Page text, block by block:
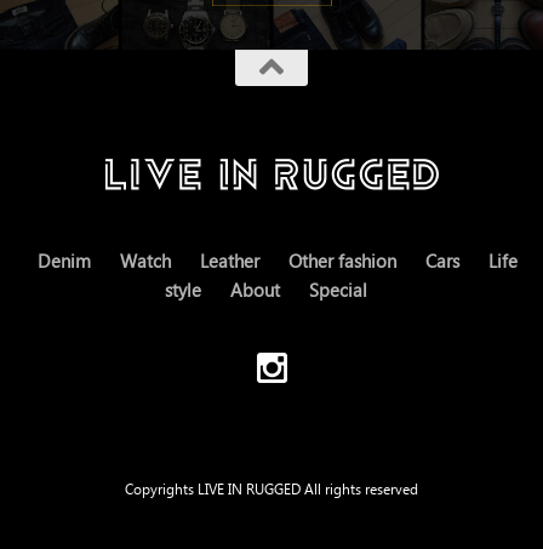
Denim Watch Leather Other fashion Cars
Life
style
About Special
Copyrights LIVE IN RUGGED All rights reserved